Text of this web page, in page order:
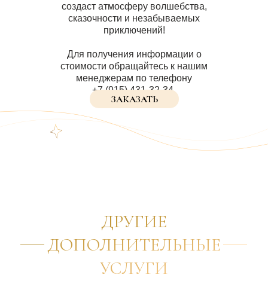
создаст атмосферу волшебства,
сказочности и незабываемых
приключений!
Для получения информации о
стоимости обращайтесь к нашим
менеджерам по телефону
+7 (915) 431-32-34.
ЗАКАЗАТЬ
ДРУГИЕ
ДОПОЛНИТЕЛЬНЫЕ
УСЛУГИ